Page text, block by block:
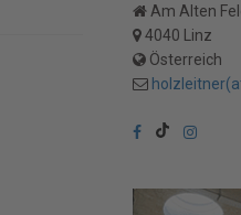
Am Alten
4040 Linz
Österreich